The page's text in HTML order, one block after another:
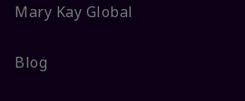
Mary Kay Global
Blog